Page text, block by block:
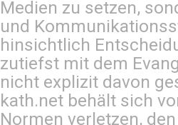
Medien zu setzen,
und
hinsichtlich
zutiefst mit dem
nicht explizit davon
kath.net behält sich
Normen verletzen,